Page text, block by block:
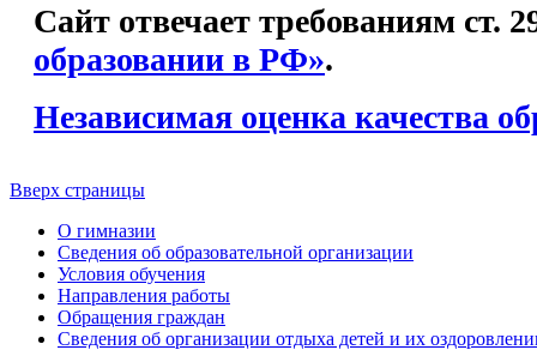
Сайт отвечает требованиям ст.
образовании в РФ».
Независимая оценка качества
Вверх страницы
О гимназии
Сведения об образовательной организации
Условия обучения
Направления работы
Обращения граждан
Сведения об организации отдыха детей и их